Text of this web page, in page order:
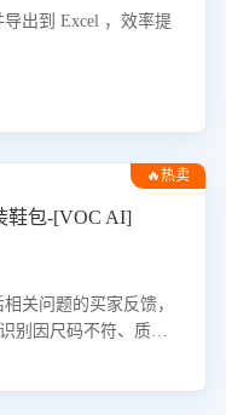
出到 Excel ，效率提
🔥热卖
鞋包-[VOC AI]
关问题的买家反馈，
别因尺码不符、质量
售额的显著提升。